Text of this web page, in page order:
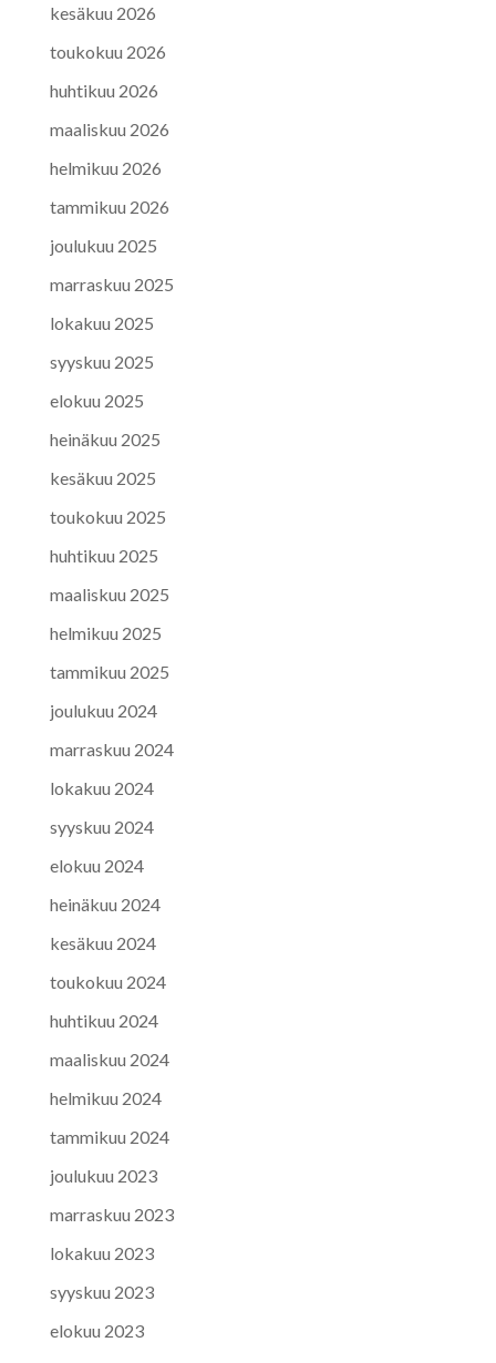
kesäkuu 2026
toukokuu 2026
huhtikuu 2026
maaliskuu 2026
helmikuu 2026
tammikuu 2026
joulukuu 2025
marraskuu 2025
lokakuu 2025
syyskuu 2025
elokuu 2025
heinäkuu 2025
kesäkuu 2025
toukokuu 2025
huhtikuu 2025
maaliskuu 2025
helmikuu 2025
tammikuu 2025
joulukuu 2024
marraskuu 2024
lokakuu 2024
syyskuu 2024
elokuu 2024
heinäkuu 2024
kesäkuu 2024
toukokuu 2024
huhtikuu 2024
maaliskuu 2024
helmikuu 2024
tammikuu 2024
joulukuu 2023
marraskuu 2023
lokakuu 2023
syyskuu 2023
elokuu 2023